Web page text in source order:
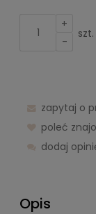
+
-
szt.
zapytaj o
poleć
dodaj
Opis